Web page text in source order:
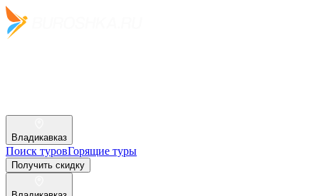
Владикавказ
Поиск туровГорящие туры
Получить скидку